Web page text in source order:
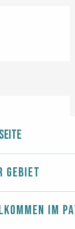
Gebiet
im
Pont-